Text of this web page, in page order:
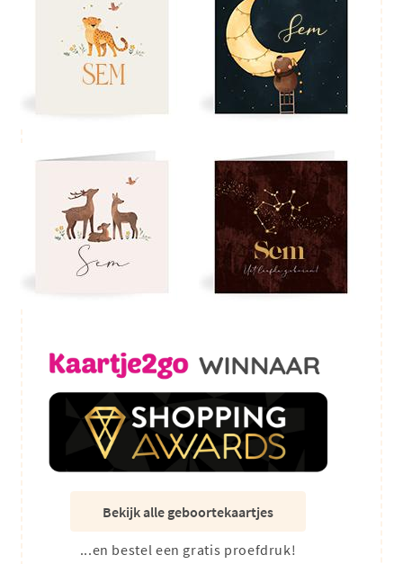
Bekijk alle geboortekaartjes
...en bestel een gratis proefdruk!